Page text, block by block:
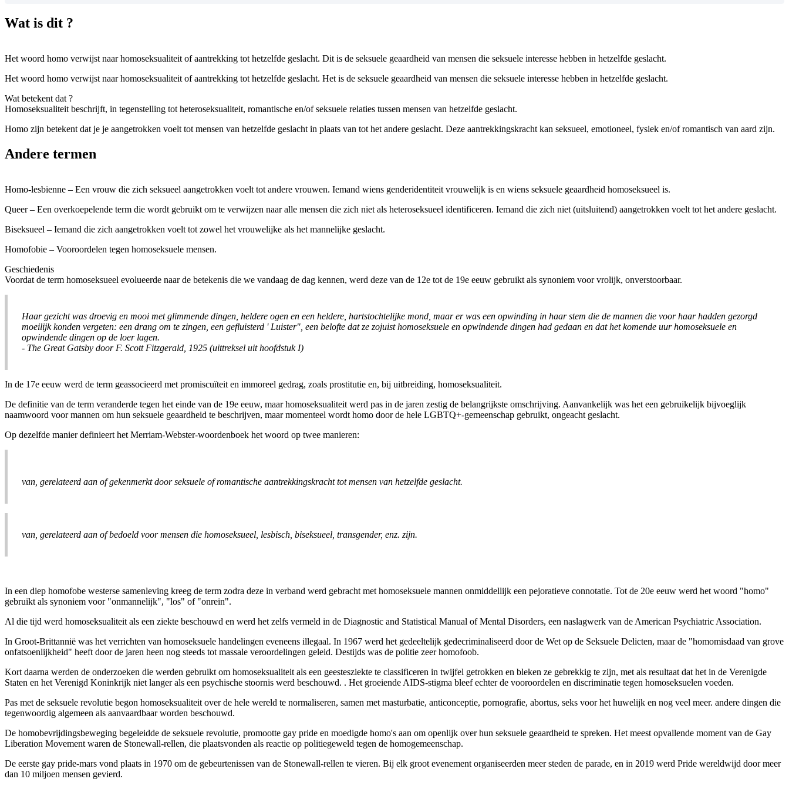
Wat is dit ?
Het woord homo verwijst naar homoseksualiteit of aantrekking tot hetzelfde geslacht. Dit is de seksuele geaardheid van mensen die seksuele interesse hebben in hetzelfde geslacht.
Het woord homo verwijst naar homoseksualiteit of aantrekking tot hetzelfde geslacht. Het is de seksuele geaardheid van mensen die seksuele interesse hebben in hetzelfde geslacht.
Wat betekent dat ?
Homoseksualiteit beschrijft, in tegenstelling tot heteroseksualiteit, romantische en/of seksuele relaties tussen mensen van hetzelfde geslacht.
Homo zijn betekent dat je je aangetrokken voelt tot mensen van hetzelfde geslacht in plaats van tot het andere geslacht. Deze aantrekkingskracht kan seksueel, emotioneel, fysiek en/of romantisch van aard zijn.
Andere termen
Homo-lesbienne – Een vrouw die zich seksueel aangetrokken voelt tot andere vrouwen. Iemand wiens genderidentiteit vrouwelijk is en wiens seksuele geaardheid homoseksueel is.
Queer – Een overkoepelende term die wordt gebruikt om te verwijzen naar alle mensen die zich niet als heteroseksueel identificeren. Iemand die zich niet (uitsluitend) aangetrokken voelt tot het andere geslacht.
Biseksueel – Iemand die zich aangetrokken voelt tot zowel het vrouwelijke als het mannelijke geslacht.
Homofobie – Vooroordelen tegen homoseksuele mensen.
Geschiedenis
Voordat de term homoseksueel evolueerde naar de betekenis die we vandaag de dag kennen, werd deze van de 12e tot de 19e eeuw gebruikt als synoniem voor vrolijk, onverstoorbaar.
Haar gezicht was droevig en mooi met glimmende dingen, heldere ogen en een heldere, hartstochtelijke mond, maar er was een opwinding in haar stem die de mannen die voor haar hadden gezorgd
moeilijk konden vergeten: een drang om te zingen, een gefluisterd ' Luister", een belofte dat ze zojuist homoseksuele en opwindende dingen had gedaan en dat het komende uur homoseksuele en
opwindende dingen op de loer lagen.
- The Great Gatsby door F. Scott Fitzgerald, 1925 (uittreksel uit hoofdstuk I)
In de 17e eeuw werd de term geassocieerd met promiscuïteit en immoreel gedrag, zoals prostitutie en, bij uitbreiding, homoseksualiteit.
De definitie van de term veranderde tegen het einde van de 19e eeuw, maar homoseksualiteit werd pas in de jaren zestig de belangrijkste omschrijving. Aanvankelijk was het een gebruikelijk bijvoeglijk
naamwoord voor mannen om hun seksuele geaardheid te beschrijven, maar momenteel wordt homo door de hele LGBTQ+-gemeenschap gebruikt, ongeacht geslacht.
Op dezelfde manier definieert het Merriam-Webster-woordenboek het woord op twee manieren:
van, gerelateerd aan of gekenmerkt door seksuele of romantische aantrekkingskracht tot mensen van hetzelfde geslacht.
van, gerelateerd aan of bedoeld voor mensen die homoseksueel, lesbisch, biseksueel, transgender, enz. zijn.
In een diep homofobe westerse samenleving kreeg de term zodra deze in verband werd gebracht met homoseksuele mannen onmiddellijk een pejoratieve connotatie. Tot de 20e eeuw werd het woord "homo"
gebruikt als synoniem voor "onmannelijk", "los" of "onrein".
Al die tijd werd homoseksualiteit als een ziekte beschouwd en werd het zelfs vermeld in de Diagnostic and Statistical Manual of Mental Disorders, een naslagwerk van de American Psychiatric Association.
In Groot-Brittannië was het verrichten van homoseksuele handelingen eveneens illegaal. In 1967 werd het gedeeltelijk gedecriminaliseerd door de Wet op de Seksuele Delicten, maar de "homomisdaad van grove
onfatsoenlijkheid" heeft door de jaren heen nog steeds tot massale veroordelingen geleid. Destijds was de politie zeer homofoob.
Kort daarna werden de onderzoeken die werden gebruikt om homoseksualiteit als een geestesziekte te classificeren in twijfel getrokken en bleken ze gebrekkig te zijn, met als resultaat dat het in de Verenigde
Staten en het Verenigd Koninkrijk niet langer als een psychische stoornis werd beschouwd. . Het groeiende AIDS-stigma bleef echter de vooroordelen en discriminatie tegen homoseksuelen voeden.
Pas met de seksuele revolutie begon homoseksualiteit over de hele wereld te normaliseren, samen met masturbatie, anticonceptie, pornografie, abortus, seks voor het huwelijk en nog veel meer. andere dingen die
tegenwoordig algemeen als aanvaardbaar worden beschouwd.
De homobevrijdingsbeweging begeleidde de seksuele revolutie, promootte gay pride en moedigde homo's aan om openlijk over hun seksuele geaardheid te spreken. Het meest opvallende moment van de Gay
Liberation Movement waren de Stonewall-rellen, die plaatsvonden als reactie op politiegeweld tegen de homogemeenschap.
De eerste gay pride-mars vond plaats in 1970 om de gebeurtenissen van de Stonewall-rellen te vieren. Bij elk groot evenement organiseerden meer steden de parade, en in 2019 werd Pride wereldwijd door meer
dan 10 miljoen mensen gevierd.